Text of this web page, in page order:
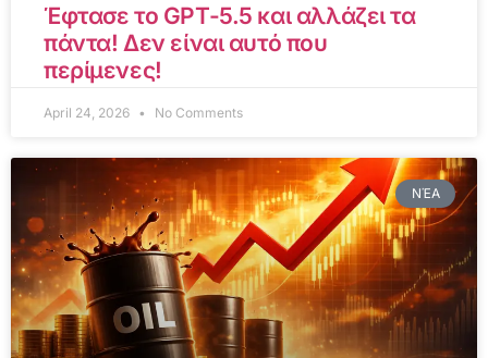
Έφτασε το GPT-5.5 και αλλάζει τα
πάντα! Δεν είναι αυτό που
περίμενες!
April 24, 2026 No Comments
ΝΈΑ